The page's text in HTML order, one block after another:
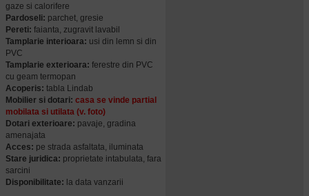
gaze si calorifere
Pardoseli: parchet, gresie
Pereti: faianta, zugravit lavabil
Tamplarie interioara: usi din lemn si din
PVC
Tamplarie exterioara: ferestre din PVC
cu geam termopan
Acoperis: tabla Lindab
Mobilier si dotari: casa se vinde partial
mobilata si utilata (v. foto)
Dotari exterioare: pavaje, gradina
amenajata
Acces: pe strada asfaltata, iluminata
Stare juridica: proprietate intabulata, fara
sarcini
Disponibilitate: la data vanzarii